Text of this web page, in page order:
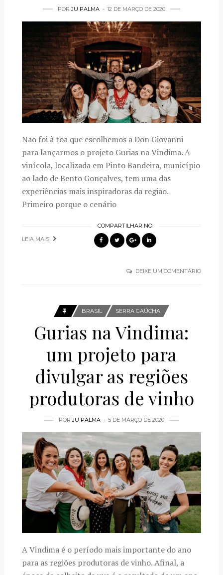
PORJU PALMA 12 DE MARÇO DE 2020
Não foi à toa que escolhemos a Don Giovanni
para lançarmos o projeto Gurias na Vindima. A
vinícola, localizada em Pinto Bandeira, município
ao lado de Bento Gonçalves, tem uma das
experiências mais inspiradoras da região.
Primeiro porque o cenário
LEIA MAIS
COMPARTILHAR NO
DEIXE UM COMENTÁRIO
BRASIL SERRA GAÚCHA
Gurias na Vindima:
um projeto para
divulgar as regiões
produtoras de vinho
PORJU PALMA 5 DE MARÇO DE 2020
A Vindima é o período mais importante do ano
para as regiões produtoras de vinho. Afinal, a